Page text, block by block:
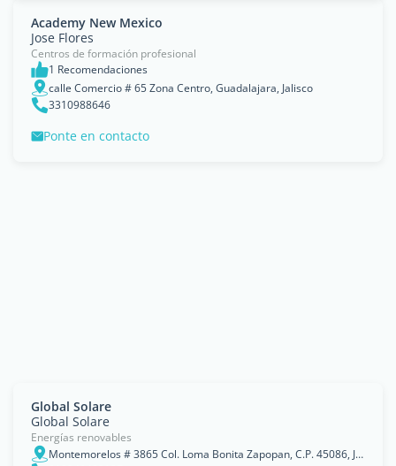
Academy New Mexico
Jose Flores
Centros de formación profesional
1 Recomendaciones
calle Comercio # 65 Zona Centro, Guadalajara, Jalisco
3310988646
Ponte en contacto
Global Solare
Global Solare
Energías renovables
Montemorelos # 3865 Col. Loma Bonita Zapopan, C.P. 45086, Jalisco